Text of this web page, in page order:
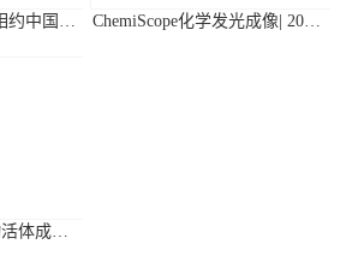
中国植
ChemiScope化学发光成像| 2026
体成像